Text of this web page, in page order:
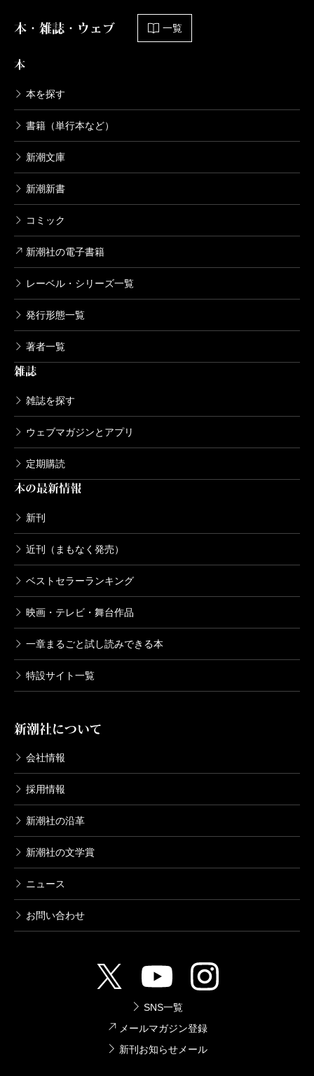
本・雑誌・ウェブ 一覧
本
本を探す
書籍（単行本など）
新潮文庫
新潮新書
コミック
新潮社の電子書籍
レーベル・シリーズ一覧
発行形態一覧
著者一覧
雑誌
雑誌を探す
ウェブマガジンとアプリ
定期購読
本の最新情報
新刊
近刊（まもなく発売）
ベストセラーランキング
映画・テレビ・舞台作品
一章まるごと試し読みできる本
特設サイト一覧
新潮社について
会社情報
採用情報
新潮社の沿革
新潮社の文学賞
ニュース
お問い合わせ
SNS一覧
メールマガジン登録
新刊お知らせメール